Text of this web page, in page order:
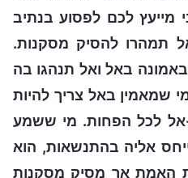
מייעץ לכם לפסוע בנתיב
תמהרו להסיק מסקנות.
באל ואל תנהגו בה
שמאמין באל צריך להיות
אל לכל הפחות. מי ששמע
אליה בהתנשאות, הוא
האמת אך מסיק מסקנות